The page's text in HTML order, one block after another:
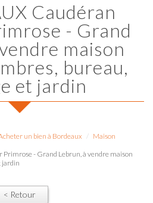
- Grand
maison
bureau,
et jardin
un bien à Bordeaux
Maison
- Grand Lebrun, à vendre maison
jardin
< Retour